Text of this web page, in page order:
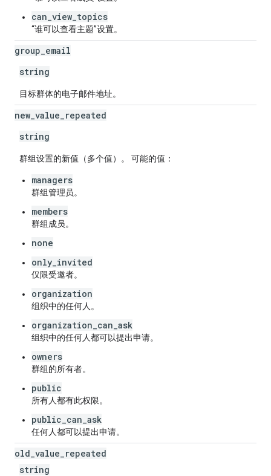
can_view_topics
“谁可以查看主题”设置。
group email
string
目标群体的电子邮件地址。
new value repeated
string
群组设置的新值（多个值）。 可能的值：
managers
群组管理员。
members
群组成员。
none
only_invited
仅限受邀者。
organization
组织中的任何人。
organization_can_ask
组织中的任何人都可以提出申请。
owners
群组的所有者。
public
所有人都有此权限。
public_can_ask
任何人都可以提出申请。
old value repeated
string